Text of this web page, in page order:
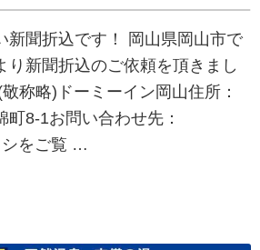
新聞折込です！ 岡山県岡山市で
り新聞折込のご依頼を頂きまし
称略)ドーミーイン岡山住所：
町8-1お問い合わせ先：
シをご覧 …